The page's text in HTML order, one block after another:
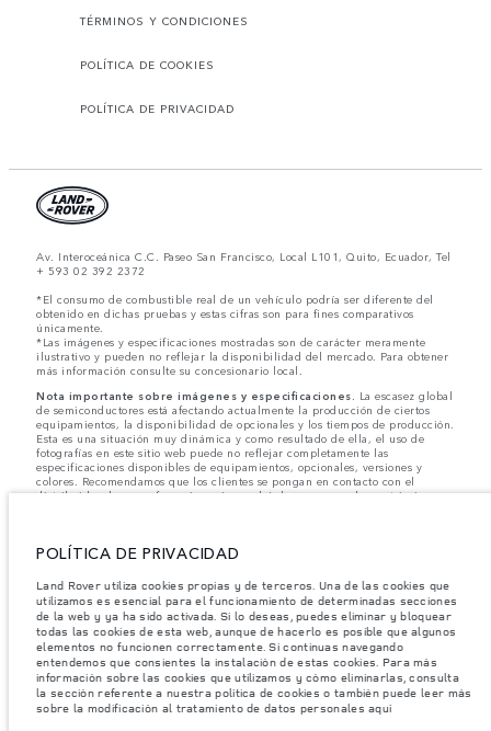
TÉRMINOS Y CONDICIONES
POLÍTICA DE COOKIES
POLÍTICA DE PRIVACIDAD
Av. Interoceánica C.C. Paseo San Francisco, Local L101, Quito, Ecuador, Tel
+ 593 02 392 2372
*El consumo de combustible real de un vehículo podría ser diferente del
obtenido en dichas pruebas y estas cifras son para fines comparativos
únicamente.
*Las imágenes y especificaciones mostradas son de carácter meramente
ilustrativo y pueden no reflejar la disponibilidad del mercado. Para obtener
más información consulte su concesionario local.
Nota importante sobre imágenes y especificaciones.
La escasez global
de semiconductores está afectando actualmente la producción de ciertos
equipamientos, la disponibilidad de opcionales y los tiempos de producción.
Esta es una situación muy dinámica y como resultado de ella, el uso de
fotografías en este sitio web puede no reflejar completamente las
especificaciones disponibles de equipamientos, opcionales, versiones y
colores. Recomendamos que los clientes se pongan en contacto con el
distribuidor de su preferencia, quien podrá dar a conocer las restricciones
Jaguar Land Rover Limited busca constantemente nuevas formas de mejorar
accesorios, por lo que se producen modificaciones de forma continua y sin
previo aviso. Según el modelo, algunas funciones serán opcionales o
vendrán incluidas de serie. La información, las especificaciones, los motores
y los colores que aparecen en esta página web se basan en las
especificaciones europeas. Estos pueden variar en función del mercado y
pueden ser modificados sin previo aviso. Algunos vehículos se muestran con
equipamiento opcional y accesorios originales que pueden no estar
disponibles en todos los mercados. Ponte en contacto con tu concesionario
local para consultar disponibilidad y precios.
POLÍTICA DE PRIVACIDAD
Land Rover utiliza cookies propias y de terceros. Una de las cookies que
utilizamos es esencial para el funcionamiento de determinadas secciones
de la web y ya ha sido activada. Si lo deseas, puedes eliminar y bloquear
todas las cookies de esta web, aunque de hacerlo es posible que algunos
elementos no funcionen correctamente. Si continuas navegando
entendemos que consientes la instalación de estas cookies. Para más
información sobre las cookies que utilizamos y cómo eliminarlas, consulta
la sección referente a nuestra política de cookies o también puede leer más
sobre la modificación al tratamiento de datos personales aquí